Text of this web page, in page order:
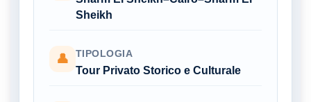
Sheikh
👤 TIPOLOGIA
Tour Privato Storico e Culturale